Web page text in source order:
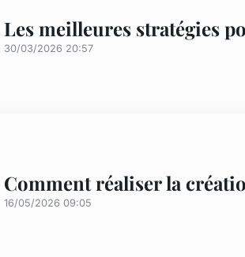
Les meilleures stratégies
30/03/2026 20:57
Comment réaliser la
16/05/2026 09:05